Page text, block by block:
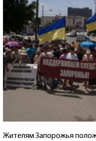
Жителям Запорожья